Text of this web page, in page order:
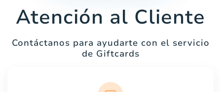
Atención al Cliente
Contáctanos para ayudarte con el servicio
de Giftcards